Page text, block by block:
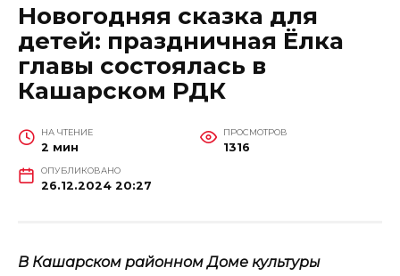
Новогодняя сказка для
детей: праздничная Ёлка
главы состоялась в
Кашарском РДК
НА ЧТЕНИЕ
2 мин
ПРОСМОТРОВ
1316
ОПУБЛИКОВАНО
26.12.2024 20:27
В Кашарском районном Доме культуры